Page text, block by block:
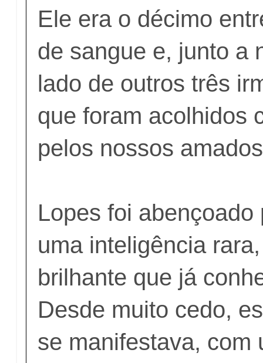
Ele era o décimo
de sangue e, junto a
lado de outros três
que foram acolhidos
pelos nossos
Lopes foi abençoado
uma inteligência
brilhante que já
Desde muito cedo,
se manifestava, com